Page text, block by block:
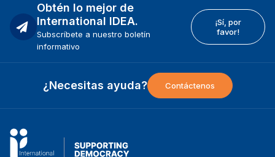
Obtén lo mejor de
International IDEA.
Subscríbete a nuestro boletín
informativo
¡Sí, por
favor!
¿Necesitas ayuda? Contáctenos